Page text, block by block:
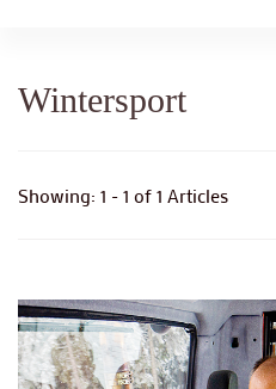
Wintersport
Showing: 1 - 1 of 1 Articles